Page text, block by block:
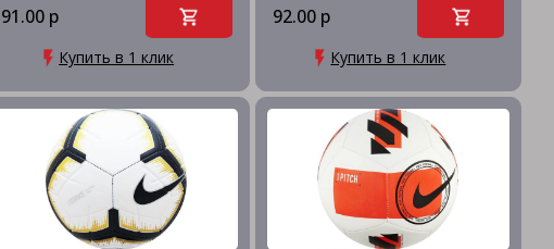
91.00 р
Купить в 1 клик
92.00 р
Купить в 1 клик